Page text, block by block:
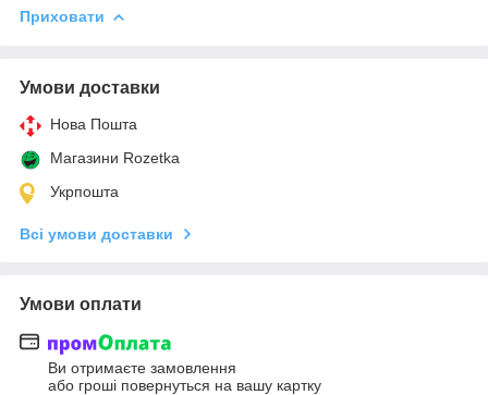
Приховати
Умови доставки
Нова Пошта
Магазини Rozetka
Укрпошта
Всі умови доставки
Умови оплати
Ви отримаєте замовлення
або гроші повернуться на вашу картку